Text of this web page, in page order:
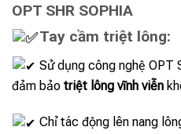
OPT SHR SOPHIA
Tay cầm triệt lông:
Sử dụng công nghệ OPT
đảm bảo triệt lông vĩnh viễn
Chỉ tác động lên nang